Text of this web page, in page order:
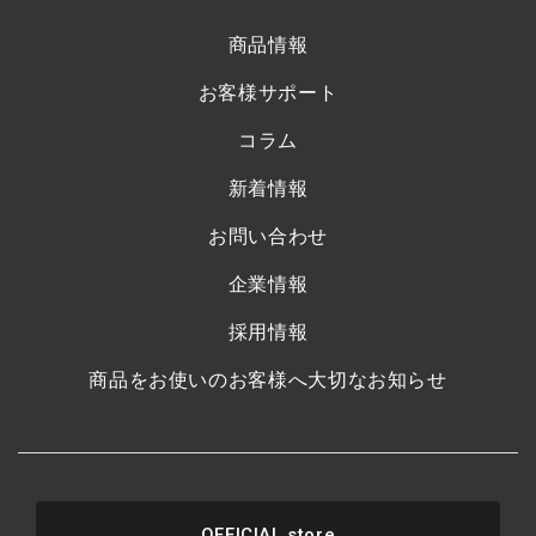
商品情報
お客様サポート
コラム
新着情報
お問い合わせ
企業情報
採用情報
商品をお使いのお客様へ大切なお知らせ